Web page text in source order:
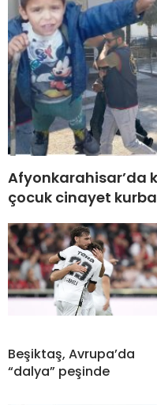
Afyonkarahisar’da
çocuk cinayet
Beşiktaş, Avrupa’da
“dalya” peşinde